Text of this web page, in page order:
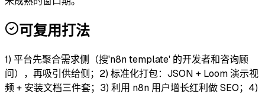
可复用打法
1) 平台先聚合需求侧（搜'n8n template' 的开发者和咨询顾
问），再吸引供给侧；2) 标准化打包：JSON + Loom 演示视
频 + 安装文档三件套；3) 利用 n8n 用户增长红利做 SEO；4)